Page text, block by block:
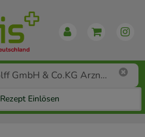
Rezept Einlösen